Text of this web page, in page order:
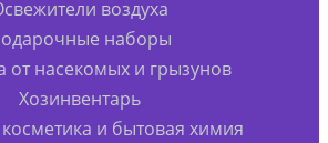
воздуха
наборы
от насекомых и грызунов
Хозинвентарь
и бытовая химия